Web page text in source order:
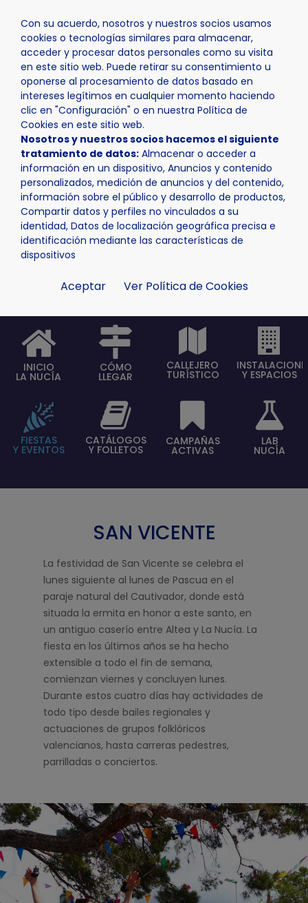
Con su acuerdo, nosotros y nuestros socios usamos
cookies o tecnologías similares para almacenar,
acceder y procesar datos personales como su visita
en este sitio web. Puede retirar su consentimiento u
oponerse al procesamiento de datos basado en
intereses legítimos en cualquier momento haciendo
clic en "Configuración" o en nuestra Política de
Cookies en este sitio web.
Nosotros y nuestros socios hacemos el siguiente
tratamiento de datos: Almacenar o acceder a
información en un dispositivo, Anuncios y contenido
personalizados, medición de anuncios y del contenido,
información sobre el público y desarrollo de productos,
Compartir datos y perfiles no vinculados a su
identidad, Datos de localización geográfica precisa e
identificación mediante las características de
dispositivos
Aceptar Ver Política de Cookies
Inicio La Nucía Fiestas y Eventos
INICIO
LA NUCÍA
CÓMO
LLEGAR
CALLEJERO
TURÍSTICO Y ESPACIOS
FIESTAS
Y EVENTOS
CATÁLOGOS
Y FOLLETOS
CAMPAÑAS
ACTIVAS
LAB
NUCÍA
SAN VICENTE
La festividad de San Vicente se celebra el
lunes siguiente al lunes de Pascua en el
paraje natural del Cautivador, donde está
situada la ermita en honor a este santo, en
un antiguo caserío entre Altea y La Nucía. La
fiesta en los últimos años se ha hecho
extensible a todo el fin de semana,
comienzan viernes y concluyen lunes.
Durante estos cuatro días hay actividades de
todo tipo desde bailes regionales y
actuaciones de grupos folklóricos
valencianos, hasta carreras pedestres,
parrilladas o conciertos.